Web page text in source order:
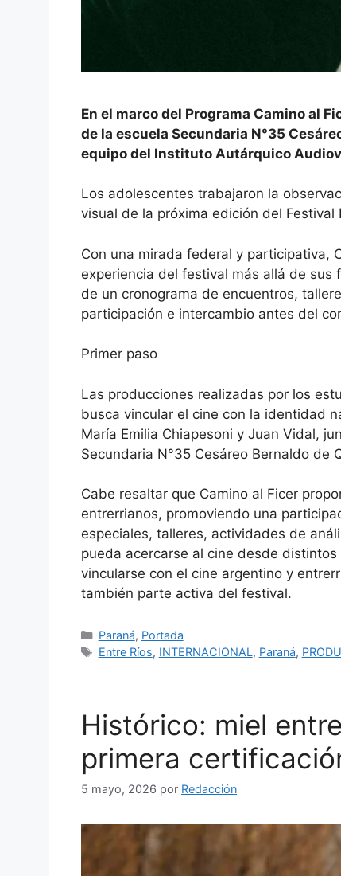
En el marco del Programa Camino al
de la escuela Secundaria N°35
equipo del Instituto Autárquico
Los adolescentes trabajaron la
visual de la próxima edición del
Con una mirada federal y participativa,
experiencia del festival más allá de
de un cronograma de encuentros,
participación e intercambio antes del
Primer paso
Las producciones realizadas por los
busca vincular el cine con la identidad
María Emilia Chiapesoni y Juan Vidal,
Secundaria N°35 Cesáreo Bernaldo
Cabe resaltar que Camino al Ficer
entrerrianos, promoviendo una
especiales, talleres, actividades de
pueda acercarse al cine desde
vincularse con el cine argentino y
también parte activa del festival.
Categorías
Paraná, Portada
Etiquetas
Entre Ríos, INTERNACIONAL, Paraná,
Histórico: miel
primera
5 mayo, 2026 por Redacción